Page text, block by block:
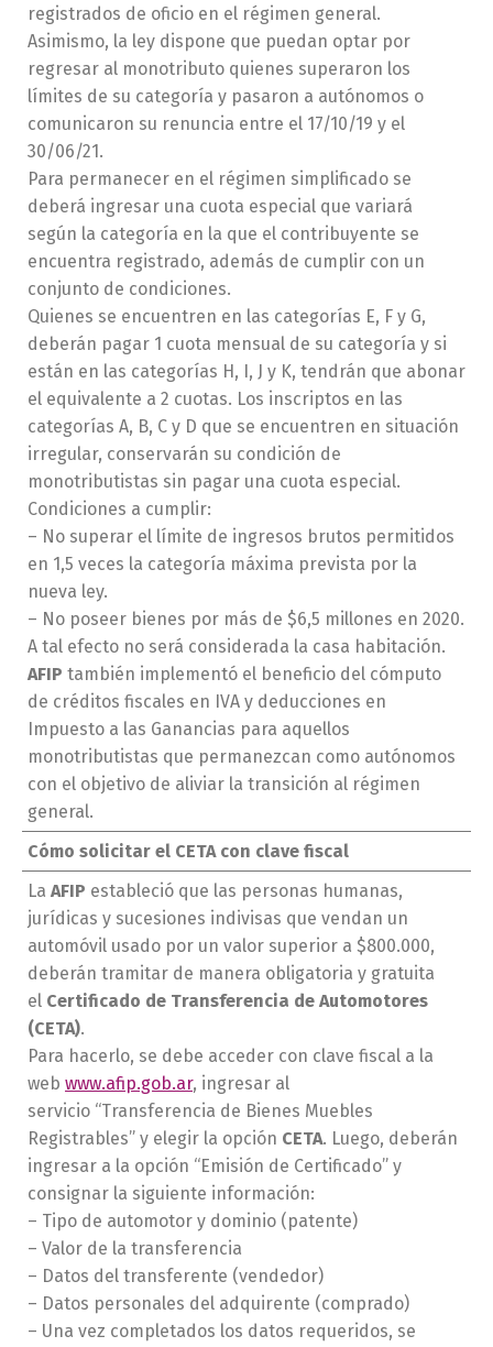
registrados de oficio en el régimen general.
Asimismo, la ley dispone que puedan optar por
regresar al monotributo quienes superaron los
límites de su categoría y pasaron a autónomos o
comunicaron su renuncia entre el 17/10/19 y el
30/06/21.
Para permanecer en el régimen simplificado se
deberá ingresar una cuota especial que variará
según la categoría en la que el contribuyente se
encuentra registrado, además de cumplir con un
conjunto de condiciones.
Quienes se encuentren en las categorías E, F y G,
deberán pagar 1 cuota mensual de su categoría y si
están en las categorías H, I, J y K, tendrán que abonar
el equivalente a 2 cuotas. Los inscriptos en las
categorías A, B, C y D que se encuentren en situación
irregular, conservarán su condición de
monotributistas sin pagar una cuota especial.
Condiciones a cumplir:
– No superar el límite de ingresos brutos permitidos
en 1,5 veces la categoría máxima prevista por la
nueva ley.
– No poseer bienes por más de $6,5 millones en 2020.
A tal efecto no será considerada la casa habitación.
AFIP también implementó el beneficio del cómputo
de créditos fiscales en IVA y deducciones en
Impuesto a las Ganancias para aquellos
monotributistas que permanezcan como autónomos
con el objetivo de aliviar la transición al régimen
general.
Cómo solicitar el CETA con clave fiscal
La AFIP estableció que las personas humanas,
jurídicas y sucesiones indivisas que vendan un
automóvil usado por un valor superior a $800.000,
deberán tramitar de manera obligatoria y gratuita
el Certificado de Transferencia de Automotores
(CETA).
Para hacerlo, se debe acceder con clave fiscal a la
web www.afip.gob.ar, ingresar al
servicio “Transferencia de Bienes Muebles
Registrables” y elegir la opción CETA. Luego, deberán
ingresar a la opción “Emisión de Certificado” y
consignar la siguiente información:
– Tipo de automotor y dominio (patente)
– Valor de la transferencia
– Datos del transferente (vendedor)
– Datos personales del adquirente (comprado)
– Una vez completados los datos requeridos, se